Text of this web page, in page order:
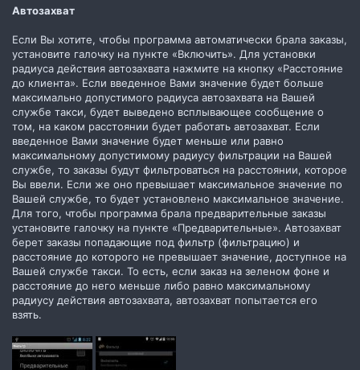
Автозахват
Если Вы хотите, чтобы программа автоматически брала заказы,
установите галочку на пункте «Включить». Для установки
радиуса действия автозахвата нажмите на кнопку «Расстояние
до клиента». Если введенное Вами значение будет больше
максимально допустимого радиуса автозахвата на Вашей
службе такси, будет выведено всплывающее сообщение о
том, на каком расстоянии будет работать автозахват. Если
введенное Вами значение будет меньше или равно
максимальному допустимому радиусу фильтрации на Вашей
службе, то заказы будут фильтроваться на расстоянии, которое
Вы ввели. Если же оно превышает максимальное значение по
Вашей службе, то будет установлено максимальное значение.
Для того, чтобы программа брала предварительные заказы
установите галочку на пункте «Предварительные». Автозахват
берет заказы попадающие под фильтр (фильтрацию) и
расстояние до которого не превышает значение, доступное на
Вашей службе такси. То есть, если заказ на зеленом фоне и
расстояние до него меньше либо равно максимальному
радиусу действия автозахвата, автозахват попытается его
взять.